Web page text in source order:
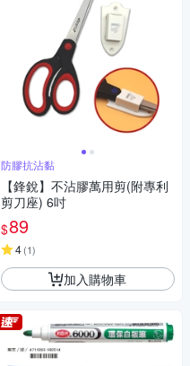
防膠抗沾黏
【鋒銳】不沾膠萬用剪(附專利
剪刀座) 6吋
$89
4(1)
加入購物車